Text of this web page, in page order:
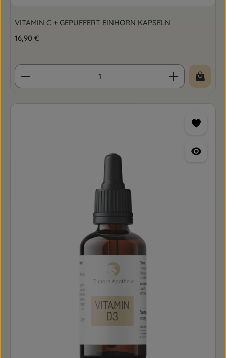
VITAMIN C + GEPUFFERT EINHORN KAPSELN
Regulärer Preis:
16,90 €
Produkt Anzahl: Gib den gewünschten Wert